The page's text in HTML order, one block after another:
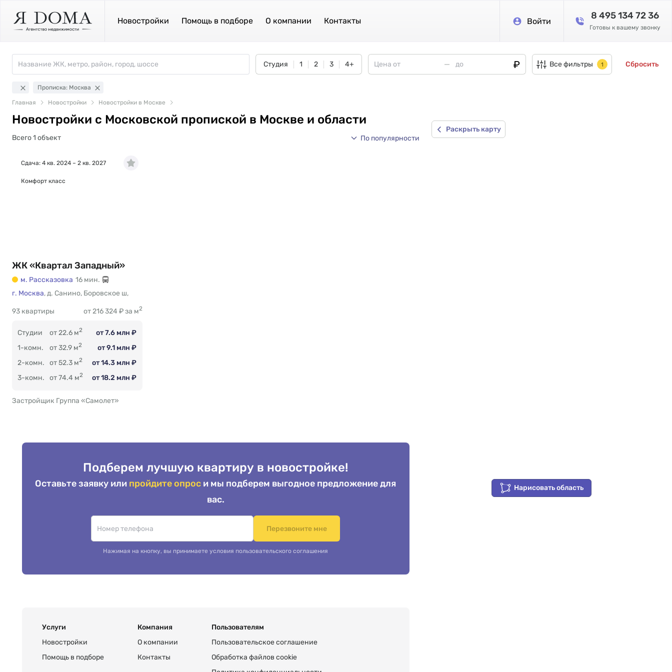
Новостройки Помощь в подборе О компании Контакты Войти
8 495 134 72 36
Готовы к вашему звонку
Студия 1 2 3 4+ Все фильтры 1 Сбросить
Прописка: Москва
Главная Новостройки Новостройки в Москве
Нарисовать область
Раскрыть карту
Новостройки с Московской пропиской в Москве и области
Всего 1 объект По популярности
ЖК «Квартал Западный»
м. Рассказовка 16 мин.
г. Москва,д. Санино, Боровское ш,
93 квартиры
Есть
от 216 324 ₽ за м2
Студии от 22.6 м2
от 7.6 млн ₽
1-комн.
от 32.9 м2
от 9.1 млн ₽
2-комн.
от 52.3 м2
от 14.3 млн ₽
3-комн.
от 74.4 м2 от 18.2 млн ₽
Застройщик Группа «Самолет»
Сдача: 4 кв. 2024 – 2 кв. 2027
Комфорт класс
Подберем лучшую квартиру в новостройке!
Оставьте заявку или пройдите опрос и мы подберем выгодное предложение для
вас.
Перезвоните мне
Нажимая на кнопку, вы принимаете условия пользовательского соглашения
Услуги
Новостройки
Помощь в подборе
Компания
О компании
Контакты
Пользователям
Пользовательское соглашение
Обработка файлов cookie